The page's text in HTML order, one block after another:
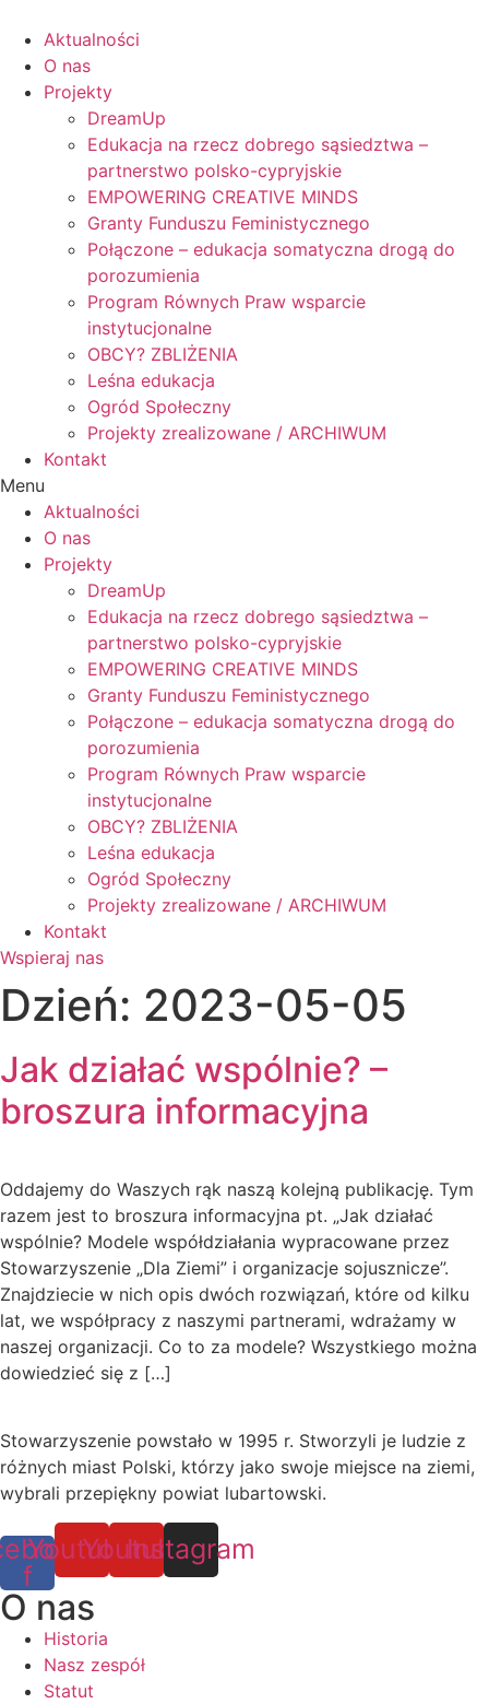
content
Aktualności
O nas
Projekty
DreamUp
Edukacja na rzecz dobrego sąsiedztwa –
partnerstwo polsko-cypryjskie
EMPOWERING CREATIVE MINDS
Granty Funduszu Feministycznego
Połączone – edukacja somatyczna drogą do
porozumienia
Program Równych Praw wsparcie
instytucjonalne
OBCY? ZBLIŻENIA
Leśna edukacja
Ogród Społeczny
Projekty zrealizowane / ARCHIWUM
Kontakt
Menu
Aktualności
O nas
Projekty
DreamUp
Edukacja na rzecz dobrego sąsiedztwa –
partnerstwo polsko-cypryjskie
EMPOWERING CREATIVE MINDS
Granty Funduszu Feministycznego
Połączone – edukacja somatyczna drogą do
porozumienia
Program Równych Praw wsparcie
instytucjonalne
OBCY? ZBLIŻENIA
Leśna edukacja
Ogród Społeczny
Projekty zrealizowane / ARCHIWUM
Kontakt
Wspieraj nas
Dzień: 2023-05-05
Jak działać wspólnie? –
broszura informacyjna
Oddajemy do Waszych rąk naszą kolejną publikację. Tym
razem jest to broszura informacyjna pt. „Jak działać
wspólnie? Modele współdziałania wypracowane przez
Stowarzyszenie „Dla Ziemi” i organizacje sojusznicze”.
Znajdziecie w nich opis dwóch rozwiązań, które od kilku
lat, we współpracy z naszymi partnerami, wdrażamy w
naszej organizacji. Co to za modele? Wszystkiego można
dowiedzieć się z […]
Stowarzyszenie powstało w 1995 r. Stworzyli je ludzie z
różnych miast Polski, którzy jako swoje miejsce na ziemi,
wybrali przepiękny powiat lubartowski.
f
YoutubeYoutube
Instagram
O nas
Historia
Nasz zespół
Statut